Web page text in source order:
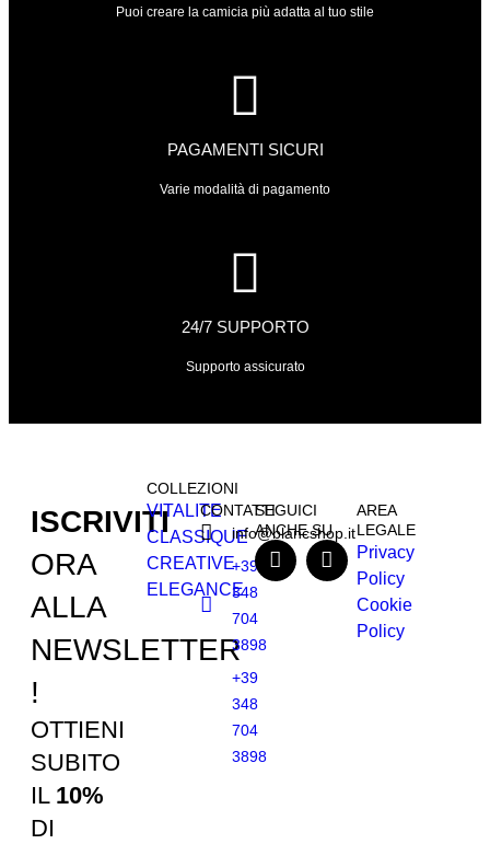
Puoi creare la camicia più adatta al tuo stile
PAGAMENTI SICURI
Varie modalità di pagamento
24/7 SUPPORTO
Supporto assicurato
ISCRIVITI
ORA
ALLA
NEWSLETTER
!
OTTIENI
SUBITO
IL 10%
DI
COLLEZIONI
VITALITE
CLASSIQUE
CREATIVE
ELEGANCE
CONTATTI
info@blancshop.it
+39
348
704
3898
+39
348
704
3898
SEGUICI
ANCHE SU
AREA
LEGALE
Privacy
Policy
Cookie
Policy